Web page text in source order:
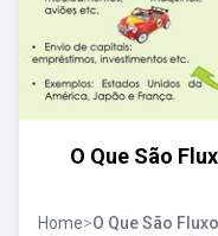
O Que São
Home>O Que São